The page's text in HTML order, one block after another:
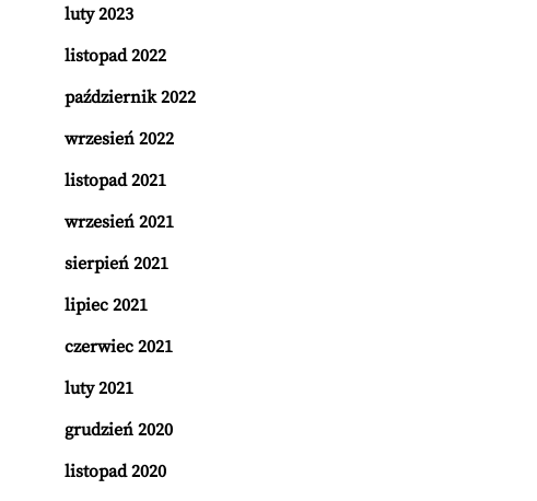
luty 2023
listopad 2022
październik 2022
wrzesień 2022
listopad 2021
wrzesień 2021
sierpień 2021
lipiec 2021
czerwiec 2021
luty 2021
grudzień 2020
listopad 2020